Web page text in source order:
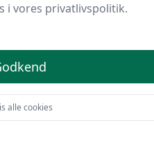
17
– her finder du de bedste
har nøje udvalgt 17
i vores privatlivspolitik.
alle cookies